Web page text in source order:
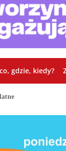
gdzie, kiedy?